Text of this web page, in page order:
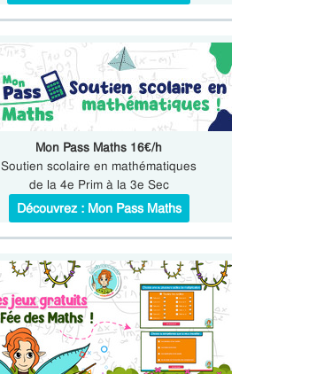
Mon Pass Maths 16€/h
Soutien scolaire en mathématiques
de la 4e Prim à la 3e Sec
Découvrez : Mon Pass Maths